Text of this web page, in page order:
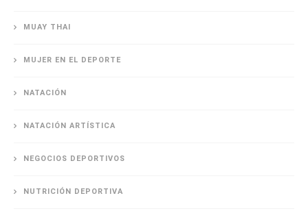
MUAY THAI
MUJER EN EL DEPORTE
NATACIÓN
NATACIÓN ARTÍSTICA
NEGOCIOS DEPORTIVOS
NUTRICIÓN DEPORTIVA